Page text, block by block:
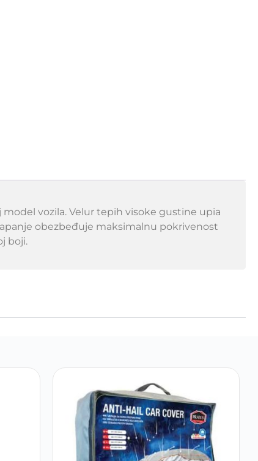
vozila. Velur tepih visoke gustine upia
obezbeđuje maksimalnu pokrivenost
boji.